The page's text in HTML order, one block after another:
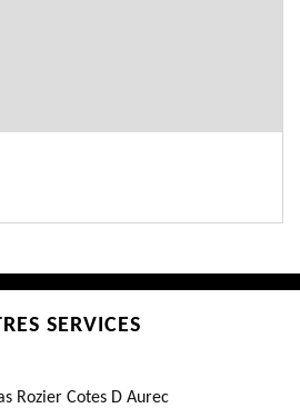
SERVICES
Rozier Cotes D Aurec